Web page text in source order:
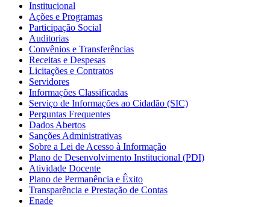
Institucional
Ações e Programas
Participação Social
Auditorias
Convênios e Transferências
Receitas e Despesas
Licitações e Contratos
Servidores
Informações Classificadas
Serviço de Informações ao Cidadão (SIC)
Perguntas Frequentes
Dados Abertos
Sanções Administrativas
Sobre a Lei de Acesso à Informação
Plano de Desenvolvimento Institucional (PDI)
Atividade Docente
Plano de Permanência e Êxito
Transparência e Prestação de Contas
Enade